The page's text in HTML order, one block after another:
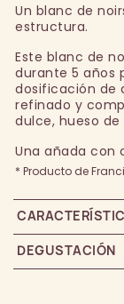
Un blanc de
estructura.
Este blanc de
durante 5 años
dosificación de
refinado y
dulce, hueso
Una añada con
* Producto de
DEGUSTACIÓN